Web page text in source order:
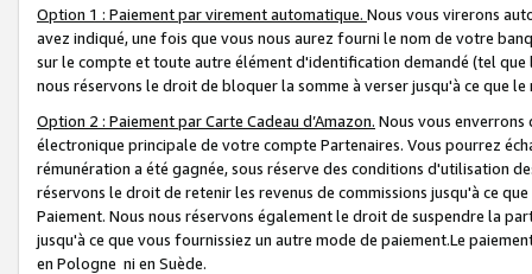
Option 1 : Paiement par virement automatique. Nous vous virerons
avez indiqué, une fois que vous nous aurez fourni le nom de votre
sur le compte et toute autre élément d'identification demandé (tel que
nous réservons le droit de bloquer la somme à verser jusqu'à ce que
Option 2 : Paiement par Carte Cadeau d’Amazon. Nous vous
électronique principale de votre compte Partenaires. Vous pourrez
rémunération a été gagnée, sous réserve des conditions d'utilisation
réservons le droit de retenir les revenus de commissions jusqu'à ce
Paiement. Nous nous réservons également le droit de suspendre la
jusqu'à ce que vous fournissiez un autre mode de paiement.Le
en Pologne ni en Suède.